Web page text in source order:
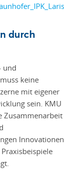
durch
und
keine
mit eigener
sein. KMU
Zusammenarbeit
Innovationen